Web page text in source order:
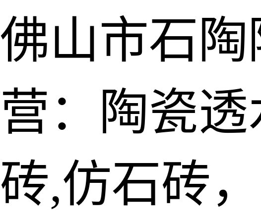
佛山市石
营：陶瓷
砖,仿石砖